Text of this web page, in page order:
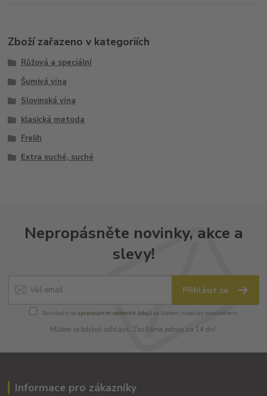
Zboží zařazeno v kategoriích
Růžová a speciální
Šumivá vína
Slovinská vína
klasická metoda
Frelih
Extra suché, suché
Nepropásněte novinky, akce a
slevy!
Přihlásit se
Souhlasím se zpracováním osobních údajůza účelem rozesílky newsletteru.
Můžete se kdykoli odhlásit. Zasíláme jednou za 14 dní.
Informace pro zákazníky